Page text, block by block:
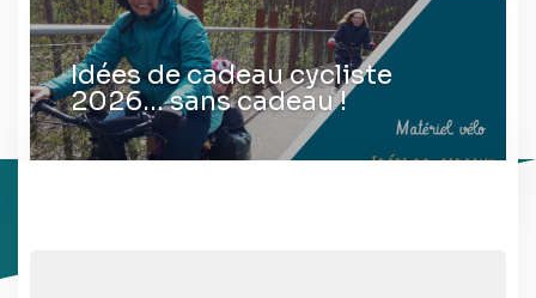
Idées de cadeau cycliste
2026… sans cadeau !